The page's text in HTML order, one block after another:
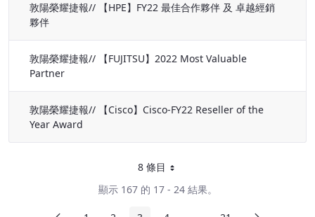
敦陽榮耀捷報// 【HPE】FY22 最佳合作夥伴 及 卓越經銷
夥伴
敦陽榮耀捷報// 【FUJITSU】2022 Most Valuable
Partner
敦陽榮耀捷報// 【Cisco】Cisco-FY22 Reseller of the
Year Award
8 條目每頁
顯示 167 的 17 - 24 結果。